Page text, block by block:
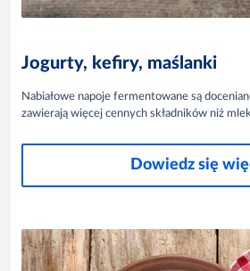
Jogurty, kefiry, maślanki
Nabiałowe napoje fermentowane są
zawierają więcej cennych składników niż
Dowiedz się